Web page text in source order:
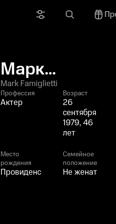
Марк
Фамиглетти
Mark Famiglietti
Профессия
Актер
Возраст
26
сентября
1979, 46
лет
Место
рождения
Провиденс
Семейное
положение
Не женат